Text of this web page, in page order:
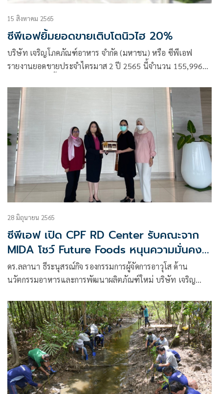
15 สิงหาคม 2565
ซีพีเอฟยิ้มยอดขายเติบโตนิวไฮ 20%
บริษัท เจริญโภคภัณฑ์อาหาร จำกัด (มหาชน) หรือ ซีพีเอฟ
รายงานยอดขายประจำไตรมาส 2 ปี 2565 นี้จำนวน 155,996
28 มิถุนายน 2565
ซีพีเอฟ เปิด CPF RD Center รับคณะจาก
MIDA โชว์ Future Foods หนุนความมั่นคง
อาหาร
ดร.ลลานา ธีระนุสรณ์กิจ รองกรรมการผู้จัดการอาวุโส ด้าน
นวัตกรรมอาหารและการพัฒนาผลิตภัณฑ์ใหม่ บริษัท เจริญ
Manjit Kaur Balkar